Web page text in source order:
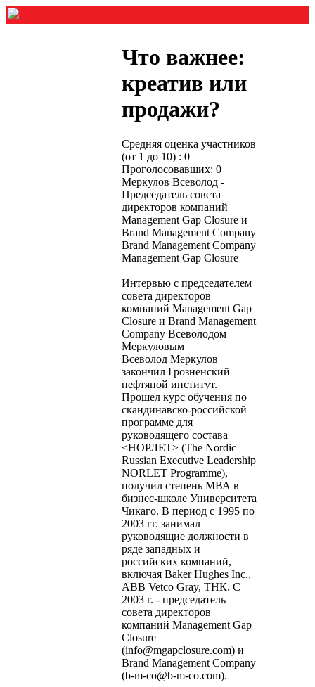
Что важнее:
креатив или
продажи?
Средняя оценка участников
(от 1 до 10) : 0
Проголосовавших: 0
Меркулов Всеволод -
Председатель совета
директоров компаний
Manаgement Gap Closure и
Brand Management Company
Brand Management Company
Manаgement Gap Closure
Интервью с председателем
совета директоров
компаний Manаgement Gap
Closure и Brand Management
Company Всеволодом
Меркуловым
Всеволод Меркулов
закончил Грозненский
нефтяной институт.
Прошел курс обучения по
cкандинавско-российской
программе для
руководящего состава
<НОРЛЕТ> (The Nordic
Russian Executive Leadership
NORLET Programme),
получил степень МВА в
бизнес-школе Университета
Чикаго. В период с 1995 по
2003 гг. занимал
руководящие должности в
ряде западных и
российских компаний,
включая Baker Hughes Inc.,
ABB Vetco Gray, ТНК. С
2003 г. - председатель
совета директоров
компаний Management Gap
Closure
(info@mgapclosure.com) и
Brand Management Company
(b-m-co@b-m-co.com).